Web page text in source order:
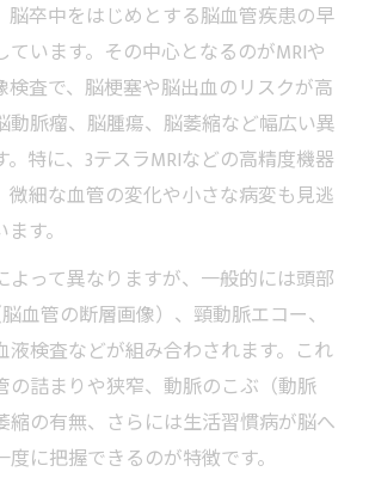
を受けた方がいい人の特徴を解説
中リスクを検査で先取り
で脳卒中リスクを数値化する方法
わかる脳梗塞や動脈硬化の兆候
とMRIの違いを理解して活用
ックでリスク因子を早期発見
費用と検査の価値を考える視点
見逃さないための脳ドック活用術
での血管異常検出の仕組みとは
コーなど具体的検査方法の説明
と血管チェックの違いを明確化
の早期発見に有効な検査選び
脳卒中をはじめとする脳血管疾患の早
います。その中心となるのがMRIや
検査で、脳梗塞や脳出血のリスクが高
動脈瘤、脳腫瘍、脳萎縮など幅広い異
特に、3テスラMRIなどの高精度機器
微細な血管の変化や小さな病変も見逃
す。
よって異なりますが、一般的には頭部
血管の断層画像）、頸動脈エコー、
液検査などが組み合わされます。これ
の詰まりや狭窄、動脈のこぶ（動脈
縮の有無、さらには生活習慣病が脳へ
に把握できるのが特徴です。